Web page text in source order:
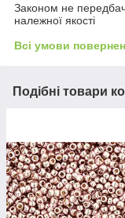
Законом не
належної якості
Всі умови
Подібні товари